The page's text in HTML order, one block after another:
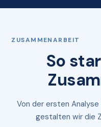
ZUSAMMENARBEIT
So
Von der ersten
gestalten wir die